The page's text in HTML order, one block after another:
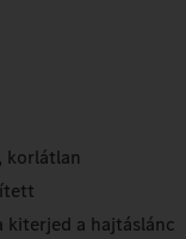
korlátlan
kiterjed a hajtáslánc